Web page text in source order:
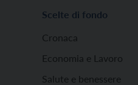
Scelte di fondo
Cronaca
Economia e Lavoro
Salute e benessere